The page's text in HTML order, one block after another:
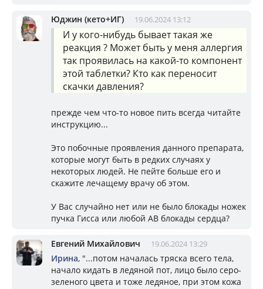
Юджин (кето+ИГ) 19.06.2024 13:12
И у кого-нибудь бывает такая же
реакция ? Может быть у меня аллергия
так проявилась на какой-то компонент
этой таблетки? Кто как переносит
скачки давления?
прежде чем что-то новое пить всегда читайте
инструкцию...
Это побочные проявления данного препарата,
которые могут быть в редких случаях у
некоторых людей. Не пейте больше его и
скажите лечащему врачу об этом.
У Вас случайно нет или не было блокады ножек
пучка Гисса или любой АВ блокады сердца?
Евгений Михайлович 19.06.2024 13:29
Ирина, "...потом началась тряска всего тела,
начало кидать в ледяной пот, лицо было серо-
зеленого цвета и тоже ледяное, при этом кожа